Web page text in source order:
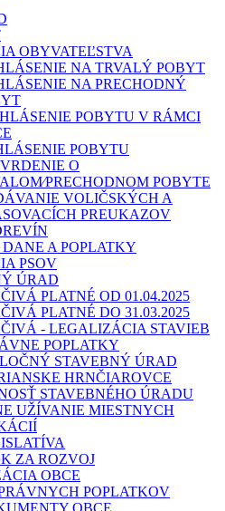
OBYVATEĽSTVA
NA TRVALÝ POBYT
NA PRECHODNÝ
POBYTU V RÁMCI
POBYTU
O
POBYTE
VOLIČSKÝCH A
PREUKAZOV
A POPLATKY
PSOV
ÚRAD
PLATNÉ OD 01.04.2025
PLATNÉ DO 31.03.2025
- LEGALIZÁCIA STAVIEB
POPLATKY
STAVEBNÝ ÚRAD
HRNČIAROVCE
STAVEBNÉHO ÚRADU
UŽÍVANIE MIESTNYCH
ZA ROZVOJ
OBCE
POPLATKOV
OBCE